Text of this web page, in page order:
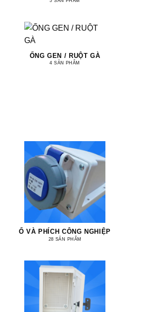
ỐNG GEN / RUỘT GÀ
4 SẢN PHẨM
Ổ VÀ PHÍCH CÔNG NGHIỆP
28 SẢN PHẨM